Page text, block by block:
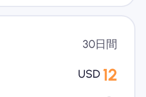
30日間
USD 12